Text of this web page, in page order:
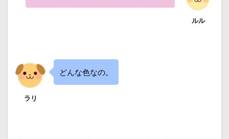
ルル
ラリ
どんな色なの。